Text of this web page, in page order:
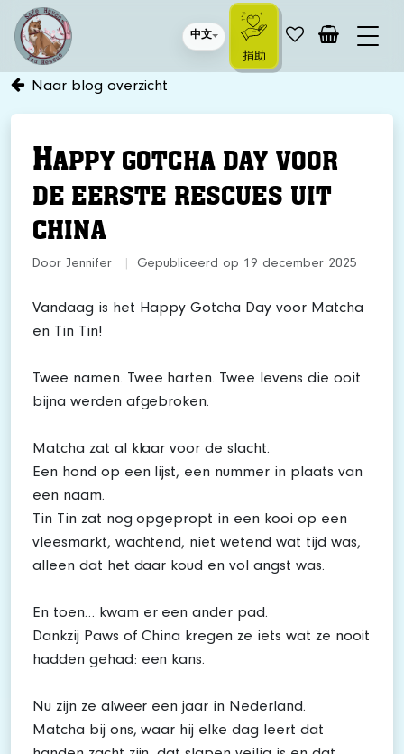
中文
捐助
Naar blog overzicht
HAPPY GOTCHA DAY VOOR
DE EERSTE RESCUES UIT
CHINA
Door Jennifer Gepubliceerd op 19 december 2025
Vandaag is het Happy Gotcha Day voor Matcha
en Tin Tin!
Twee namen. Twee harten. Twee levens die ooit
bijna werden afgebroken.
Matcha zat al klaar voor de slacht.
Een hond op een lijst, een nummer in plaats van
een naam.
Tin Tin zat nog opgepropt in een kooi op een
vleesmarkt, wachtend, niet wetend wat tijd was,
alleen dat het daar koud en vol angst was.
En toen… kwam er een ander pad.
Dankzij Paws of China kregen ze iets wat ze nooit
hadden gehad: een kans.
Nu zijn ze alweer een jaar in Nederland.
Matcha bij ons, waar hij elke dag leert dat